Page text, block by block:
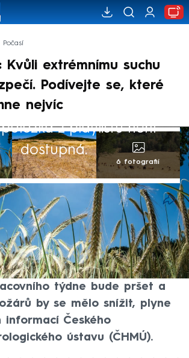
Počasí
Kvůli extrémnímu suchu
Podívejte se, které
nejvíc
z playlistu není
dostupná.
6 fotografií
suchu a současnému
v pásu od Ústeckého
Moravu vznik a šíření požárů.
týdne bude pršet a
by se mělo snížit, plyne
informací Českého
ústavu (ČHMÚ).